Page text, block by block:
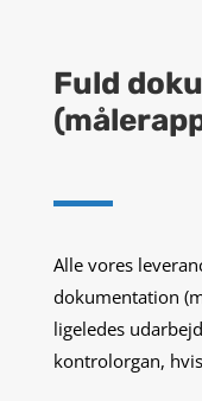
Fuld
Alle vores
dokumentation
ligeledes
kontrolorgan,